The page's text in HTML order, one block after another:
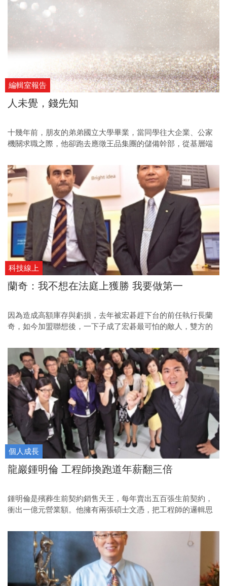
編輯室報告
人未覺，錢先知
十幾年前，朋友的弟弟國立大學畢業，當同學往大企業、公家
機關求職之際，他卻跑去應徵王品集團的儲備幹部，從基層端
科技線上
蘭奇：我不想在法庭上獲勝 我要做第一
因為造成高額庫存與虧損，去年被宏碁趕下台的前任執行長蘭
奇，如今加盟聯想後，一下子成了宏碁最可怕的敵人，雙方的
個人成長
龍巖鍾明倫 工程師換跑道年薪翻三倍
鍾明倫是殯葬生前契約銷售天王，每年賣出五百張生前契約，
衝出一億元營業額。他擁有兩張碩士文憑，把工程師的邏輯思